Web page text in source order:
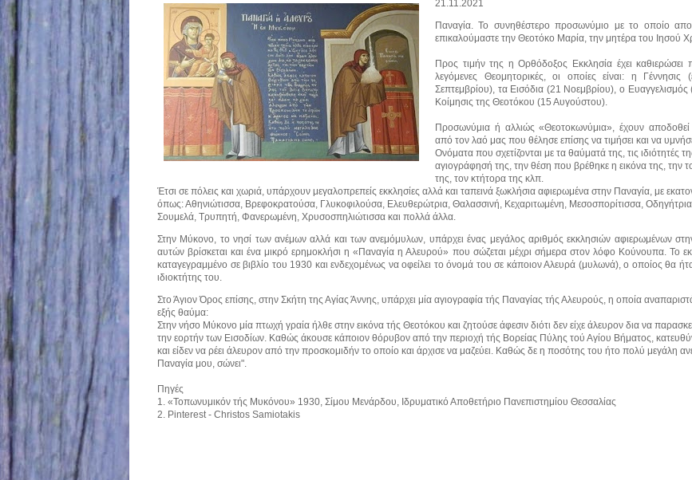
21.11.2021
Παναγία. Το συνηθέστερο προσωνύμιο με το οποίο
επικαλούμαστε την Θεοτόκο Μαρία, την μητέρα του Ιησού
Προς τιμήν της η Ορθόδοξος Εκκλησία έχει καθιερώσει
λεγόμενες Θεομητορικές, οι οποίες είναι: η Γέννησις
Σεπτεμβρίου), τα Εισόδια (21 Νοεμβρίου), ο
Κοίμησις της Θεοτόκου (15 Αυγούστου).
Προσωνύμια ή αλλιώς «Θεοτοκωνύμια», έχουν αποδοθεί
από τον λαό μας που θέλησε επίσης να τιμήσει και να
Ονόματα που σχετίζονται με τα θαύματά της, τις ιδιότητές
αγιογράφησή της, την θέση που βρέθηκε η εικόνα της, την
της, τον κτήτορα της κλπ.
Έτσι σε πόλεις και χωριά, υπάρχουν μεγαλοπρεπείς εκκλησίες αλλά και ταπεινά ξωκλήσια αφιερωμένα στην Παναγία, με
όπως: Αθηνιώτισσα, Βρεφοκρατούσα, Γλυκοφιλούσα, Ελευθερώτρια, Θαλασσινή, Κεχαριτωμένη, Μεσοσπορίτισσα,
Σουμελά, Τρυπητή, Φανερωμένη, Χρυσοσπηλιώτισσα και πολλά άλλα.
Στην Μύκονο, το νησί των ανέμων αλλά και των ανεμόμυλων, υπάρχει ένας μεγάλος αριθμός εκκλησιών αφιερωμένων
αυτών βρίσκεται και ένα μικρό ερημοκλήσι η «Παναγία η Αλευρού» που σώζεται μέχρι σήμερα στον λόφο Κούνουπα. Το
καταγεγραμμένο σε βιβλίο του 1930 και ενδεχομένως να οφείλει το όνομά του σε κάποιον Αλευρά (μυλωνά), ο οποίος θα
ιδιοκτήτης του.
Στο Άγιον Όρος επίσης, στην Σκήτη της Αγίας Άννης, υπάρχει μία αγιογραφία τής Παναγίας τής Αλευρούς, η οποία
εξής θαύμα:
Στην νήσο Μύκονο μία πτωχή γραία ήλθε στην εικόνα τής Θεοτόκου και ζητούσε άφεσιν διότι δεν είχε άλευρον δια να
την εορτήν των Εισοδίων. Καθώς άκουσε κάποιον θόρυβον από την περιοχή τής Βορείας Πύλης τού Αγίου Βήματος,
και είδεν να ρέει άλευρον από την προσκομιδήν το οποίο και άρχισε να μαζεύει. Καθώς δε η ποσότης του ήτο πολύ μεγάλη
Παναγία μου, σώνει".
Πηγές
1. «Τοπωνυμικόν τής Μυκόνου» 1930, Σίμου Μενάρδου, Ιδρυματικό Αποθετήριο Πανεπιστημίου Θεσσαλίας
2. Pinterest - Christos Samiotakis